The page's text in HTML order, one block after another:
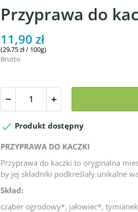
Przyprawa do
11,90 zł
(29,75 zł / 100g)
Brutto
 Produkt dostępny
PRZYPRAWA DO KACZKI
Przyprawa do kaczki to oryginalna
by jej składniki podkreślały unikalne
Skład:
cząber ogrodowy*, jałowiec*,